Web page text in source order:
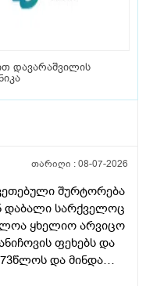
დავარაშვილის
თარიღი :08-07-2026
შურტორება
დაბალი სარქველოც
ყხელიო არვიცო
ფეხებს და
73წლოს და მინდა